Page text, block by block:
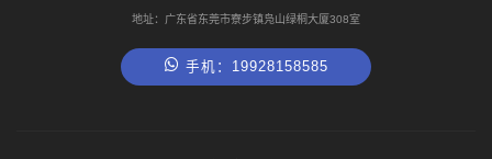
地址：广东省东莞市寮步镇凫山绿桐大厦308室
手机：19928158585